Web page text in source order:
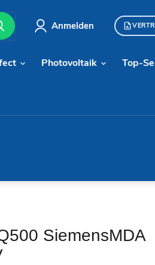
Anmelden
Photovoltaik Top-
SiemensMDA